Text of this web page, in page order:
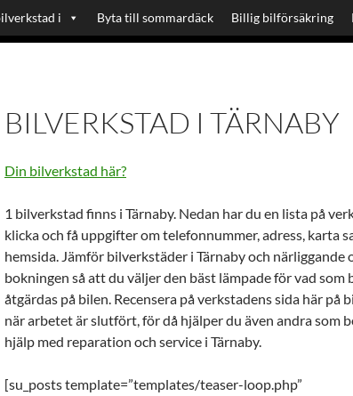
i Byta till sommardäck Billig bilförsäkring
BILVERKSTAD I TÄRNABY
Din bilverkstad här?
1 bilverkstad finns i Tärnaby. Nedan har du en lista på
klicka och få uppgifter om telefonnummer, adress, karta
hemsida. Jämför bilverkstäder i Tärnaby och närliggande
bokningen så att du väljer den bäst lämpade för vad som
åtgärdas på bilen. Recensera på verkstadens sida här på
när arbetet är slutfört, för då hjälper du även andra som
hjälp med reparation och service i Tärnaby.
[su_posts template=”templates/teaser-loop.php”